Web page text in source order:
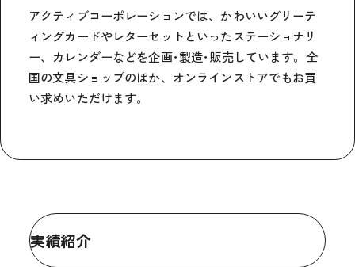
アクティブコーポレーションでは、かわいいグリーテ
ィングカードやレターセットといったステーショナリ
ー、カレンダーなどを企画･製造･販売しています。全
国の文具ショップのほか、オンラインストアでもお買
い求めいただけます。
実績紹介